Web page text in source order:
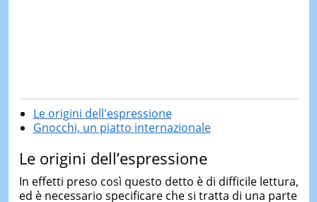
Le origini dell'espressione
Gnocchi, un piatto internazionale
Le origini dell’espressione
In effetti preso così questo detto è di difficile lettura,
ed è necessario specificare che si tratta di una parte